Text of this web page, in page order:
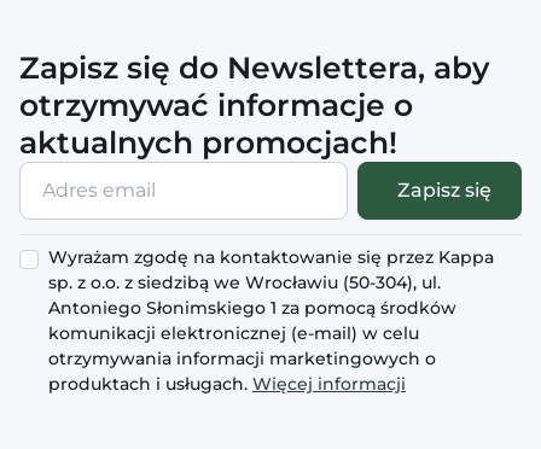
Zapisz się do Newslettera, aby
otrzymywać informacje o
aktualnych promocjach!
Adres
email
Zapisz się
Wyrażam zgodę na kontaktowanie się przez Kappa
sp. z o.o. z siedzibą we Wrocławiu (50-304), ul.
Antoniego Słonimskiego 1 za pomocą środków
komunikacji elektronicznej (e-mail) w celu
otrzymywania informacji marketingowych o
produktach i usługach. Więcej informacji